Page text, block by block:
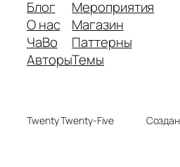
Блог
О нас
ЧаВо
Авторы
Мероприятия
Магазин
Паттерны
Темы
Twenty Twenty-Five